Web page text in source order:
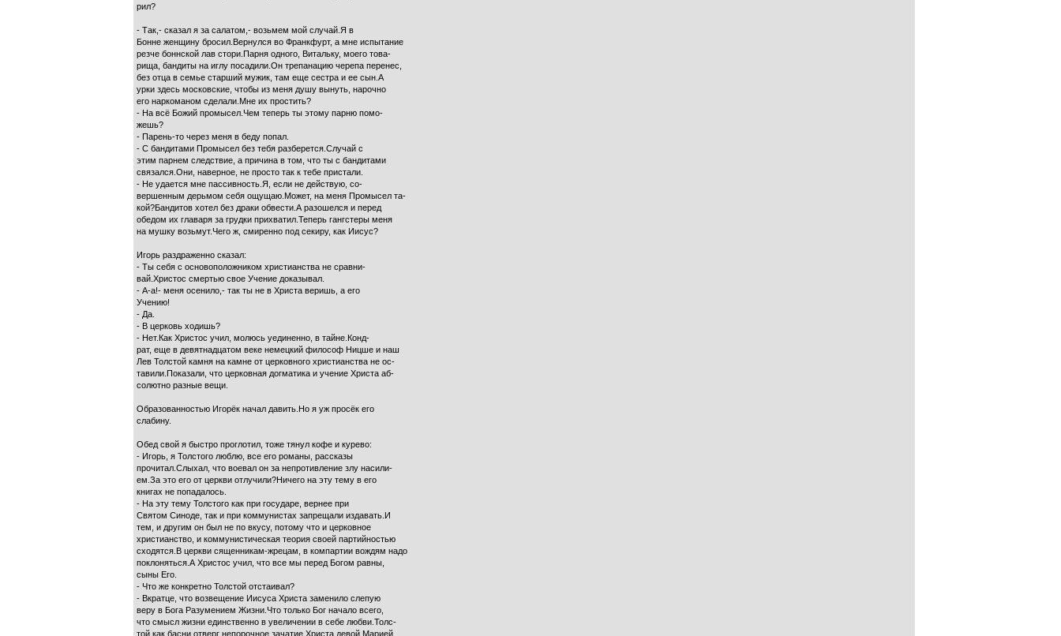
рил?
- Так,- сказал я за салатом,- возьмем мой случай.Я в
Бонне женщину бросил.Вернулся во Франкфурт, а мне испытание
резче боннской лав стори.Парня одного, Витальку, моего това-
рища, бандиты на иглу посадили.Он трепанацию черепа перенес,
без отца в семье старший мужик, там еще сестра и ее сын.А
урки здесь московские, чтобы из меня душу вынуть, нарочно
его наркоманом сделали.Мне их простить?
- На всё Божий промысел.Чем теперь ты этому парню помо-
жешь?
- Парень-то через меня в беду попал.
- С бандитами Промысел без тебя разберется.Случай с
этим парнем следствие, а причина в том, что ты с бандитами
связался.Они, наверное, не просто так к тебе пристали.
- Не удается мне пассивность.Я, если не действую, со-
вершенным дерьмом себя ощущаю.Может, на меня Промысел та-
кой?Бандитов хотел без драки обвести.А разошелся и перед
обедом их главаря за грудки прихватил.Теперь гангстеры меня
на мушку возьмут.Чего ж, смиренно под секиру, как Иисус?
Игорь раздраженно сказал:
- Ты себя с основоположником христианства не сравни-
вай.Христос смертью свое Учение доказывал.
- А-а!- меня осенило,- так ты не в Христа веришь, а его
Учению!
- Да.
- В церковь ходишь?
- Нет.Как Христос учил, молюсь уединенно, в тайне.Конд-
рат, еще в девятнадцатом веке немецкий философ Ницше и наш
Лев Толстой камня на камне от церковного христианства не ос-
тавили.Показали, что церковная догматика и учение Христа аб-
солютно разные вещи.
Образованностью Игорёк начал давить.Но я уж просёк его
слабину.
Обед свой я быстро проглотил, тоже тянул кофе и курево:
- Игорь, я Толстого люблю, все его романы, рассказы
прочитал.Слыхал, что воевал он за непротивление злу насили-
ем.За это его от церкви отлучили?Ничего на эту тему в его
книгах не попадалось.
- На эту тему Толстого как при государе, вернее при
Святом Синоде, так и при коммунистах запрещали издавать.И
тем, и другим он был не по вкусу, потому что и церковное
христианство, и коммунистическая теория своей партийностью
сходятся.В церкви сященникам-жрецам, в компартии вождям надо
поклоняться.А Христос учил, что все мы перед Богом равны,
сыны Его.
- Что же конкретно Толстой отстаивал?
- Вкратце, что возвещение Иисуса Христа заменило слепую
веру в Бога Разумением Жизни.Что только Бог начало всего,
что смысл жизни единственно в увеличении в себе любви.Толс-
той как басни отверг непорочное зачатие Христа девой Марией,